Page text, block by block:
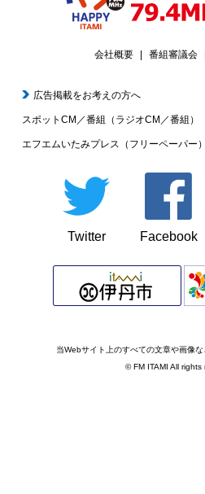
会社概要 番組審議会
広告掲載をお考えの方へ
スポットCM／番組（ラジオCM／番組）
エフエムいたみプレス（フリーペーパー）
Twitter Facebook
当Webサイト上のすべての文章や画像な
© FM ITAMI All rights